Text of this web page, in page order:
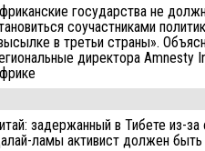
государства не
соучастниками
в третьи страны».
директора Amnesty
задержанный в Тибете из-
ламы активист должен